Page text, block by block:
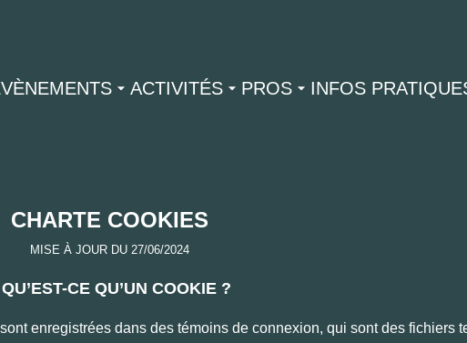
ACTIVITÉS PROS INFOS
CHARTE COOKIES
MISE À JOUR DU 27/06/2024
CE QU’UN COOKIE ?
enregistrées dans des témoins de connexion, qui sont des fichiers